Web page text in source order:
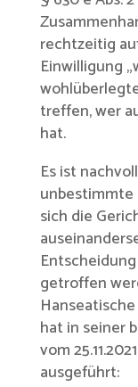
rechtzeitig
Einwilligung
treffen, wer
hat.
Es ist
unbestimmte
sich die
getroffen
hat in seiner
vom
ausgeführt: